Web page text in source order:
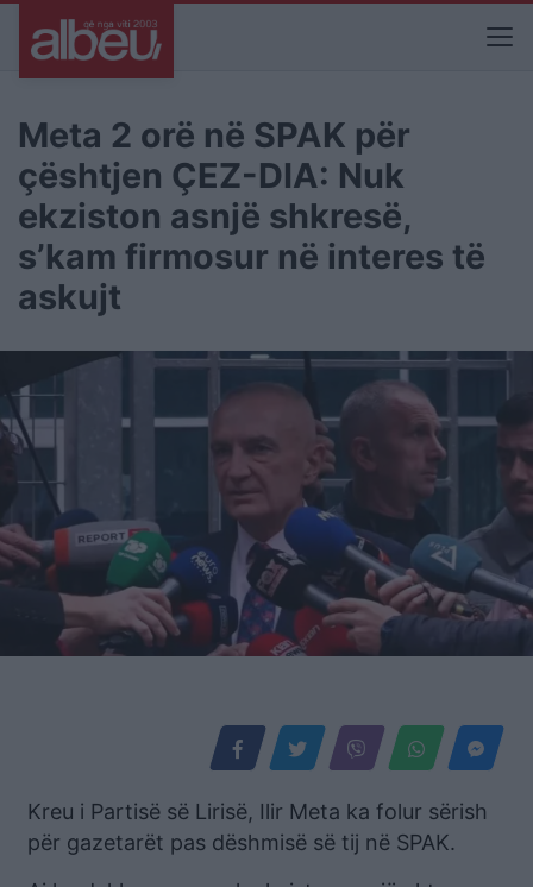
Meta 2 orë në SPAK për
çështjen ÇEZ-DIA: Nuk
ekziston asnjë shkresë,
s’kam firmosur në interes të
askujt
Kreu i Partisë së Lirisë, Ilir Meta ka folur sërish
për gazetarët pas dëshmisë së tij në SPAK.